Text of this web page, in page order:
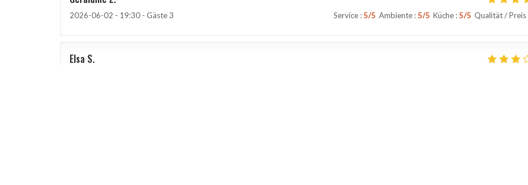
2026-06-02 - 19:30 - Gäste 3 Service :5/5 Ambiente :5/5 Küche :5/5 Qualität / Preis
Elsa S